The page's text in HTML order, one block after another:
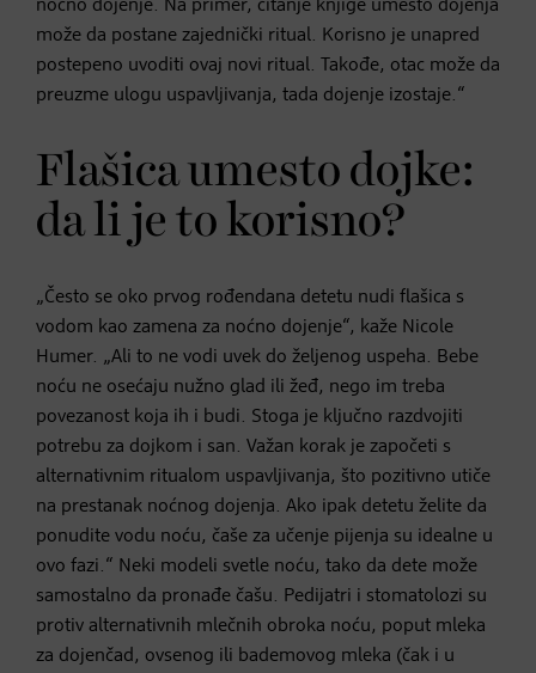
noćno dojenje. Na primer, čitanje knjige umesto dojenja
može da postane zajednički ritual. Korisno je unapred
postepeno uvoditi ovaj novi ritual. Takođe, otac može da
preuzme ulogu uspavljivanja, tada dojenje izostaje.“
Flašica umesto dojke:
da li je to korisno?
„Često se oko prvog rođendana detetu nudi flašica s
vodom kao zamena za noćno dojenje“, kaže Nicole
Humer. „Ali to ne vodi uvek do željenog uspeha. Bebe
noću ne osećaju nužno glad ili žeđ, nego im treba
povezanost koja ih i budi. Stoga je ključno razdvojiti
potrebu za dojkom i san. Važan korak je započeti s
alternativnim ritualom uspavljivanja, što pozitivno utiče
na prestanak noćnog dojenja. Ako ipak detetu želite da
ponudite vodu noću, čaše za učenje pijenja su idealne u
ovo fazi.“ Neki modeli svetle noću, tako da dete može
samostalno da pronađe čašu. Pedijatri i stomatolozi su
protiv alternativnih mlečnih obroka noću, poput mleka
za dojenčad, ovsenog ili bademovog mleka (čak i u